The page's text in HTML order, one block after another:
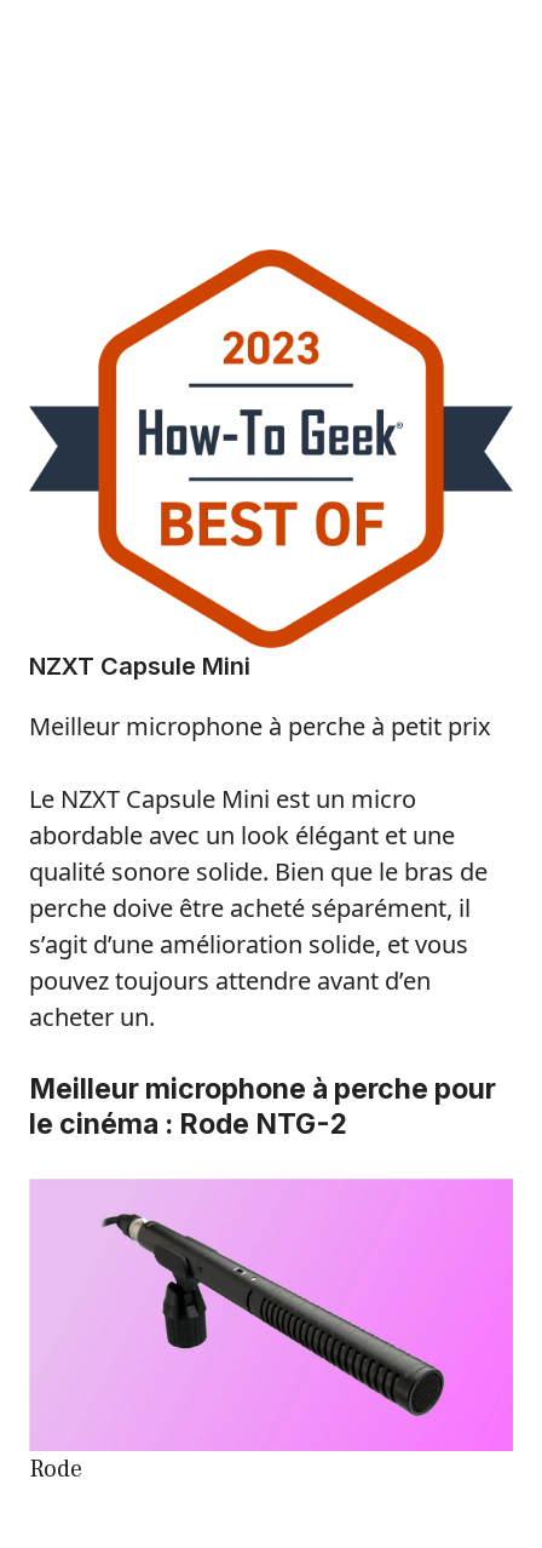
NZXT Capsule Mini
Meilleur microphone à perche à petit prix
Le NZXT Capsule Mini est un micro
abordable avec un look élégant et une
qualité sonore solide. Bien que le bras de
perche doive être acheté séparément, il
s’agit d’une amélioration solide, et vous
pouvez toujours attendre avant d’en
acheter un.
Meilleur microphone à perche pour
le cinéma : Rode NTG-2
Rode